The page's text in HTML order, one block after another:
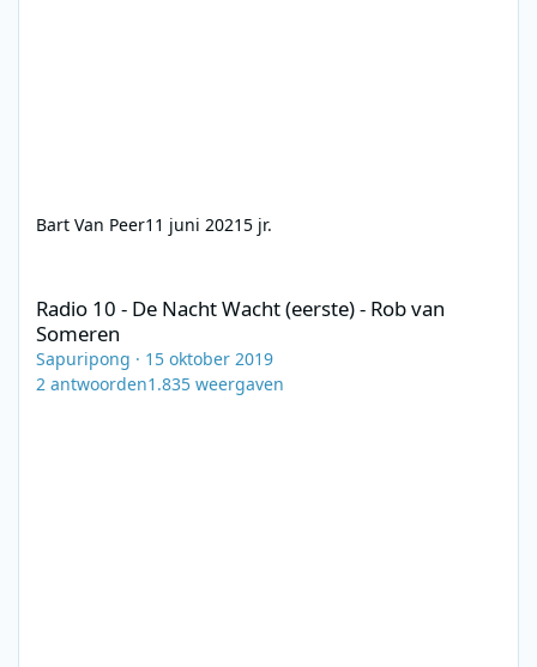
Bart Van Peer11 juni 20215 jr.
Radio 10 - De Nacht Wacht (eerste) - Rob van
Someren
Sapuripong · 15 oktober 2019
2 antwoorden1.835 weergaven